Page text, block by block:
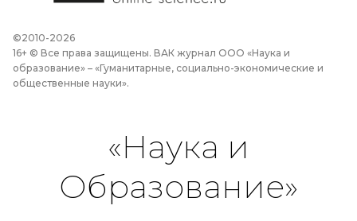
©2010-2026
16+ © Все права защищены. ВАК журнал ООО «Наука и
образование» – «Гуманитарные, социально-экономические и
общественные науки».
«Наука и
Образование»